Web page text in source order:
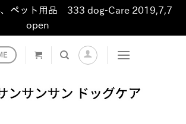
、ペット用品 333 dog-Care 2019,7,7
open